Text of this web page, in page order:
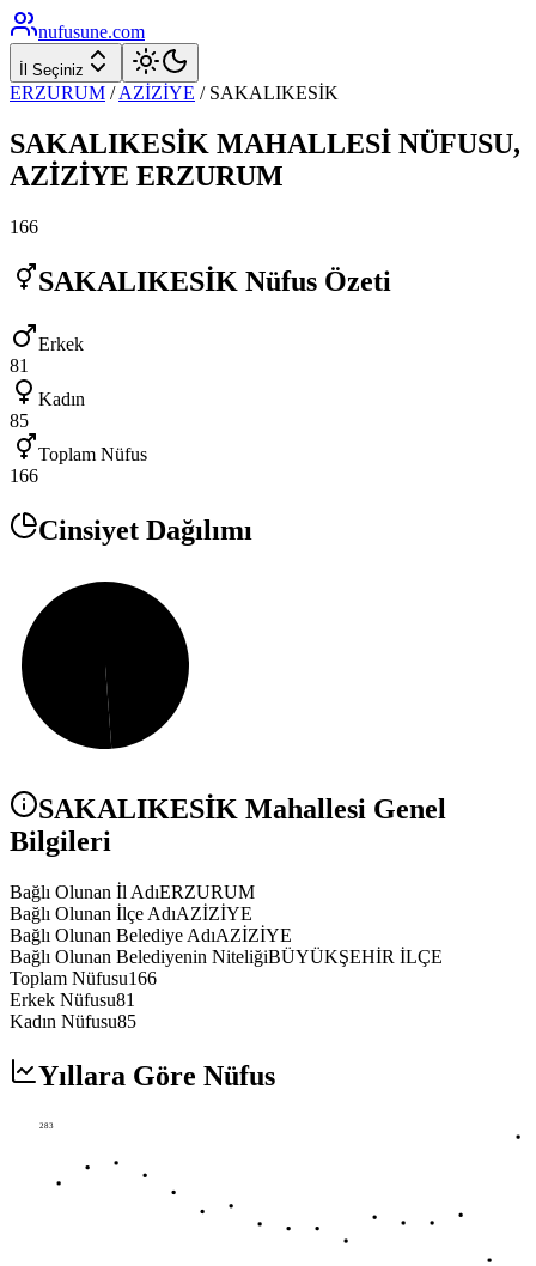
nufusune.com
İl Seçiniz
ERZURUM / AZİZİYE / SAKALIKESİK
SAKALIKESİK MAHALLESİ NÜFUSU,
AZİZİYE ERZURUM
166
SAKALIKESİK Nüfus Özeti
Erkek
81
Kadın
85
Toplam Nüfus
166
Cinsiyet Dağılımı
SAKALIKESİK Mahallesi Genel
Bilgileri
Bağlı Olunan İl AdıERZURUM
Bağlı Olunan İlçe AdıAZİZİYE
Bağlı Olunan Belediye AdıAZİZİYE
Bağlı Olunan Belediyenin NiteliğiBÜYÜKŞEHİR İLÇE
Toplam Nüfusu166
Erkek Nüfusu81
Kadın Nüfusu85
Yıllara Göre Nüfus
283